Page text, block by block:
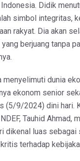
Didik
simbol integritas,
rakyat. Dia akan
berjuang tanpa
menyelimuti dunia
ekonom senior
(5/9/2024) dini hari.
Tauhid Ahmad,
dikenal luas
terhadap